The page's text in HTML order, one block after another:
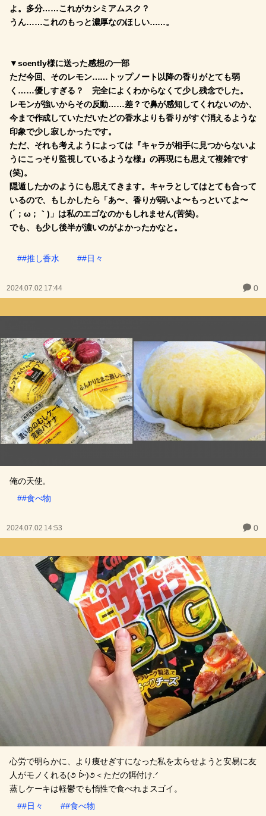
よ。多分……これがカシミアムスク？
うん……これのもっと濃厚なのほしい……。
▼scently様に送った感想の一部
ただ今回、そのレモン……トップノート以降の香りがとても弱
く……優しすぎる？ 完全によくわからなくて少し残念でした。
レモンが強いからその反動……差？で鼻が感知してくれないのか、
今まで作成していただいたどの香水よりも香りがすぐ消えるような
印象で少し寂しかったです。
ただ、それも考えようによっては『キャラが相手に見つからないよ
うにこっそり監視しているような様』の再現にも思えて複雑です
(笑)。
隠遁したかのようにも思えてきます。キャラとしてはとても合って
いるので、もしかしたら「あ〜、香りが弱いよ〜もっといてよ〜
(´；ω；｀)」は私のエゴなのかもしれません(苦笑)。
でも、も少し後半が濃いのがよかったかなと。
##推し香水 ##日々
2024.07.02 17:44 0
俺の天使。
##食べ物
2024.07.02 14:53 0
心労で明らかに、より痩せぎすになった私を太らせようと安易に友
人がモノくれる(૭ ᐕ)૭＜ただの餌付け.ᐟ
蒸しケーキは軽鬱でも惰性で食べれまスゴイ。
##日々
##食べ物